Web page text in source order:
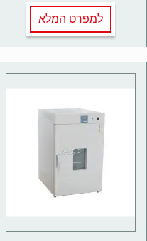
למפרט המלא